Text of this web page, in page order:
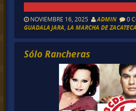
NOVIEMBRE 16, 2025 ADMIN 0
GUADALAJARA ,LA MARCHA DE
Sólo Rancheras